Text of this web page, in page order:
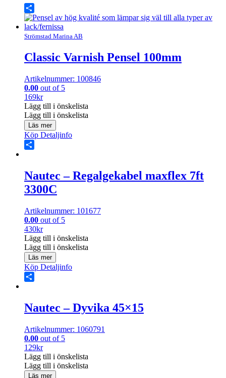
Share
Strömstad Marina AB
Classic Varnish Pensel 100mm
Artikelnummer: 100846
0.00 out of 5
169kr
Lägg till i önskelista
Lägg till i önskelista
Läs mer
Köp Detaljinfo
Nautec – Regalgekabel maxflex 7ft
3300C
Artikelnummer: 101677
0.00 out of 5
430kr
Lägg till i önskelista
Lägg till i önskelista
Läs mer
Köp Detaljinfo
Nautec – Dyvika 45×15
Artikelnummer: 1060791
0.00 out of 5
129kr
Lägg till i önskelista
Lägg till i önskelista
Läs mer